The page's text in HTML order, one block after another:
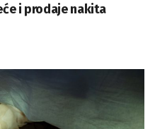
i prodaje nakita